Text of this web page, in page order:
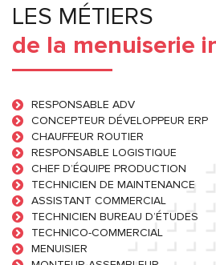
LES MÉTIERS
de la menuiserie
RESPONSABLE ADV
CONCEPTEUR DÉVELOPPEUR ERP
CHAUFFEUR ROUTIER
RESPONSABLE LOGISTIQUE
CHEF D’ÉQUIPE PRODUCTION
TECHNICIEN DE MAINTENANCE
ASSISTANT COMMERCIAL
TECHNICIEN BUREAU D’ÉTUDES
TECHNICO-COMMERCIAL
MENUISIER